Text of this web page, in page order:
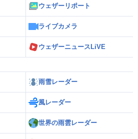
ウェザーリポート
ライブカメラ
ウェザーニュースLiVE
雨雪レーダー
風レーダー
世界の雨雲レーダー